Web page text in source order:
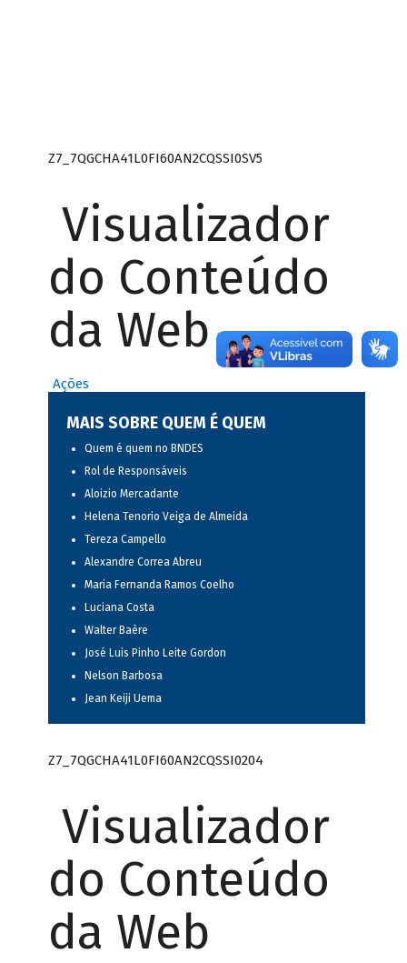
Z7_7QGCHA41L0FI60AN2CQSSI0SV5
Visualizador
do Conteúdo
da Web
Ações
MAIS SOBRE QUEM É QUEM
Quem é quem no BNDES
Rol de Responsáveis
Aloizio Mercadante
Helena Tenorio Veiga de Almeida
Tereza Campello
Alexandre Correa Abreu
Maria Fernanda Ramos Coelho
Luciana Costa
Walter Baère
José Luis Pinho Leite Gordon
Nelson Barbosa
Jean Keiji Uema
Z7_7QGCHA41L0FI60AN2CQSSI0204
Visualizador
do Conteúdo
da Web